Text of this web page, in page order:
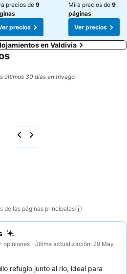
precios de 9
precios
Mira precios de 9
páginas
Ver precios
en Valdivia
últimos 30 días en trivago
de las páginas principales
opiniones · Última actualización: 29 May
refugio junto al río, ideal para